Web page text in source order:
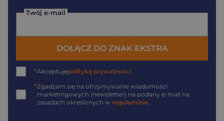
Twój e-mail
DOŁĄCZ DO ZNAK EKSTRA
*Akceptujępolitykę prywatności
*Zgadzam się na otrzymywanie wiadomości
marketingowych (newsletter) na podany e-mail na
zasadach określonych w regulaminie.